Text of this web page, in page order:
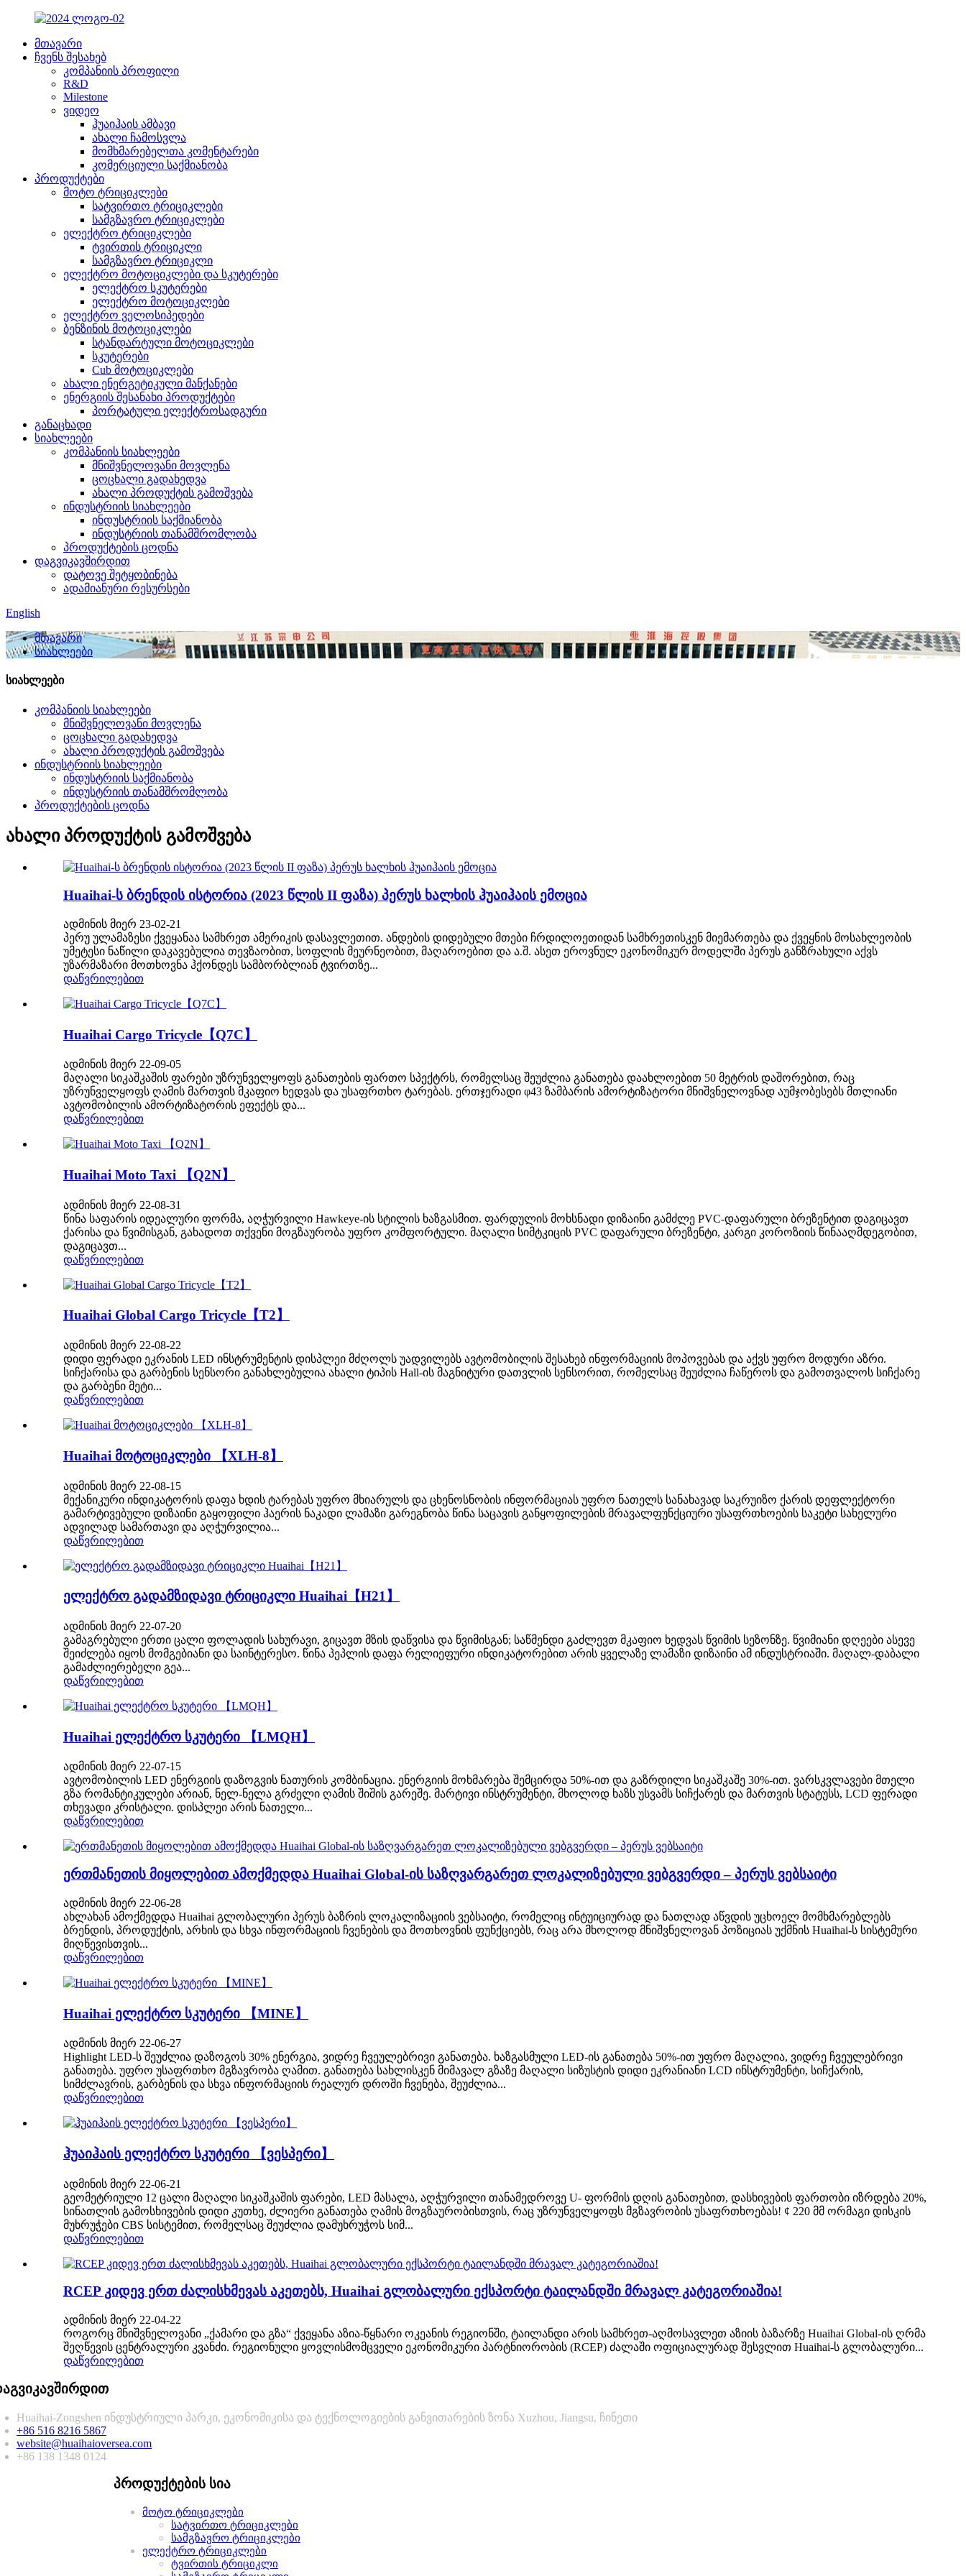
მთავარი
ჩვენს შესახებ
კომპანიის პროფილი
R&D
Milestone
ვიდეო
ჰუაიჰაის ამბავი
ახალი ჩამოსვლა
მომხმარებელთა კომენტარები
კომერციული საქმიანობა
პროდუქტები
მოტო ტრიციკლები
სატვირთო ტრიციკლები
სამგზავრო ტრიციკლები
ელექტრო ტრიციკლები
ტვირთის ტრიციკლი
სამგზავრო ტრიციკლი
ელექტრო მოტოციკლები და სკუტერები
ელექტრო სკუტერები
ელექტრო მოტოციკლები
ელექტრო ველოსიპედები
ბენზინის მოტოციკლები
სტანდარტული მოტოციკლები
სკუტერები
Cub მოტოციკლები
ახალი ენერგეტიკული მანქანები
ენერგიის შესანახი პროდუქტები
პორტატული ელექტროსადგური
განაცხადი
სიახლეები
კომპანიის სიახლეები
მნიშვნელოვანი მოვლენა
ცოცხალი გადახედვა
ახალი პროდუქტის გამოშვება
ინდუსტრიის სიახლეები
ინდუსტრიის საქმიანობა
ინდუსტრიის თანამშრომლობა
პროდუქტების ცოდნა
დაგვიკავშირდით
დატოვე შეტყობინება
ადამიანური რესურსები
English
მთავარი
სიახლეები
სიახლეები
კომპანიის სიახლეები
მნიშვნელოვანი მოვლენა
ცოცხალი გადახედვა
ახალი პროდუქტის გამოშვება
ინდუსტრიის სიახლეები
ინდუსტრიის საქმიანობა
ინდუსტრიის თანამშრომლობა
პროდუქტების ცოდნა
ახალი პროდუქტის გამოშვება
Huaihai-ს ბრენდის ისტორია (2023 წლის II ფაზა) პერუს ხალხის ჰუაიჰაის ემოცია
ადმინის მიერ 23-02-21
პერუ ულამაზესი ქვეყანაა სამხრეთ ამერიკის დასავლეთით. ანდების დიდებული მთები ჩრდილოეთიდან სამხრეთისკენ მიემართება და ქვეყნის მოსახლეობის
უმეტესი ნაწილი დაკავებულია თევზაობით, სოფლის მეურნეობით, მაღაროებით და ა.შ. ასეთ ეროვნულ ეკონომიკურ მოდელში პერუს განზრახული აქვს
უზარმაზარი მოთხოვნა ჰქონდეს სამბორბლიან ტვირთზე...
დაწვრილებით
Huaihai Cargo Tricycle【Q7C】
ადმინის მიერ 22-09-05
მაღალი სიკაშკაშის ფარები უზრუნველყოფს განათების ფართო სპექტრს, რომელსაც შეუძლია განათება დაახლოებით 50 მეტრის დაშორებით, რაც
უზრუნველყოფს ღამის მართვის მკაფიო ხედვას და უსაფრთხო ტარებას. ერთჯერადი φ43 ზამბარის ამორტიზატორი მნიშვნელოვნად აუმჯობესებს მთლიანი
ავტომობილის ამორტიზატორის ეფექტს და...
დაწვრილებით
Huaihai Moto Taxi 【Q2N】
ადმინის მიერ 22-08-31
წინა საფარის იდეალური ფორმა, აღჭურვილი Hawkeye-ის სტილის ხაზგასმით. ფარდულის მოხსნადი დიზაინი გამძლე PVC-დაფარული ბრეზენტით დაგიცავთ
ქარისა და წვიმისგან, გახადოთ თქვენი მოგზაურობა უფრო კომფორტული. მაღალი სიმტკიცის PVC დაფარული ბრეზენტი, კარგი კოროზიის წინააღმდეგობით,
დაგიცავთ...
დაწვრილებით
Huaihai Global Cargo Tricycle【T2】
ადმინის მიერ 22-08-22
დიდი ფერადი ეკრანის LED ინსტრუმენტის დისპლეი მძღოლს უადვილებს ავტომობილის შესახებ ინფორმაციის მოპოვებას და აქვს უფრო მოდური აზრი.
სიჩქარისა და გარბენის სენსორი განახლებულია ახალი ტიპის Hall-ის მაგნიტური დათვლის სენსორით, რომელსაც შეუძლია ჩაწეროს და გამოთვალოს სიჩქარე
და გარბენი მეტი...
დაწვრილებით
Huaihai მოტოციკლები 【XLH-8】
ადმინის მიერ 22-08-15
მექანიკური ინდიკატორის დაფა ხდის ტარებას უფრო მხიარულს და ცხენოსნობის ინფორმაციას უფრო ნათელს სანახავად საკრუიზო ქარის დეფლექტორი
გამარტივებული დიზაინი გაყოფილი ჰაერის ნაკადი ლამაზი გარეგნობა წინა საცავის განყოფილების მრავალფუნქციური უსაფრთხოების საკეტი სახელური
ადვილად სამართავი და აღჭურვილია...
დაწვრილებით
ელექტრო გადამზიდავი ტრიციკლი Huaihai【H21】
ადმინის მიერ 22-07-20
გამაგრებული ერთი ცალი ფოლადის სახურავი, გიცავთ მზის დაწვისა და წვიმისგან; საწმენდი გაძლევთ მკაფიო ხედვას წვიმის სეზონზე. წვიმიანი დღეები ასევე
შეიძლება იყოს მომგებიანი და საინტერესო. წინა პეპლის დაფა რელიეფური ინდიკატორებით არის ყველაზე ლამაზი დიზაინი ამ ინდუსტრიაში. მაღალ-დაბალი
გამაძლიერებელი გეა...
დაწვრილებით
Huaihai ელექტრო სკუტერი 【LMQH】
ადმინის მიერ 22-07-15
ავტომობილის LED ენერგიის დაზოგვის ნათურის კომბინაცია. ენერგიის მოხმარება შემცირდა 50%-ით და გაზრდილი სიკაშკაშე 30%-ით. ვარსკვლავები მთელი
გზა რომანტიკულები არიან, ნელ-ნელა გრძელი ღამის შიშის გარეშე. მარტივი ინსტრუმენტი, მხოლოდ ხაზს უსვამს სიჩქარეს და მართვის სტატუსს, LCD ფერადი
თხევადი კრისტალი. დისპლეი არის ნათელი...
დაწვრილებით
ერთმანეთის მიყოლებით ამოქმედდა Huaihai Global-ის საზღვარგარეთ ლოკალიზებული ვებგვერდი – პერუს ვებსაიტი
ადმინის მიერ 22-06-28
ახლახან ამოქმედდა Huaihai გლობალური პერუს ბაზრის ლოკალიზაციის ვებსაიტი, რომელიც ინტუიციურად და ნათლად აწვდის უცხოელ მომხმარებლებს
ბრენდის, პროდუქტის, არხის და სხვა ინფორმაციის ჩვენების და მოთხოვნის ფუნქციებს, რაც არა მხოლოდ მნიშვნელოვან პოზიციას უქმნის Huaihai-ს სისტემური
მიღწევისთვის...
დაწვრილებით
Huaihai ელექტრო სკუტერი 【MINE】
ადმინის მიერ 22-06-27
Highlight LED-ს შეუძლია დაზოგოს 30% ენერგია, ვიდრე ჩვეულებრივი განათება. ხაზგასმული LED-ის განათება 50%-ით უფრო მაღალია, ვიდრე ჩვეულებრივი
განათება. უფრო უსაფრთხო მგზავრობა ღამით. განათება სახლისკენ მიმავალ გზაზე მაღალი სიზუსტის დიდი ეკრანიანი LCD ინსტრუმენტი, სიჩქარის,
სიმძლავრის, გარბენის და სხვა ინფორმაციის რეალურ დროში ჩვენება, შეუძლია...
დაწვრილებით
ჰუაიჰაის ელექტრო სკუტერი 【ვესპერი】
ადმინის მიერ 22-06-21
გეომეტრიული 12 ცალი მაღალი სიკაშკაშის ფარები, LED მასალა, აღჭურვილი თანამედროვე U- ფორმის დღის განათებით, დასხივების ფართობი იზრდება 20%,
სინათლის გამოსხივების დიდი კუთხე, ძლიერი განათება ღამის მოგზაურობისთვის, რაც უზრუნველყოფს მგზავრობის უსაფრთხოებას! ¢ 220 მმ ორმაგი დისკის
მუხრუჭები CBS სისტემით, რომელსაც შეუძლია დამუხრუჭოს სიმ...
დაწვრილებით
RCEP კიდევ ერთ ძალისხმევას აკეთებს, Huaihai გლობალური ექსპორტი ტაილანდში მრავალ კატეგორიაშია!
ადმინის მიერ 22-04-22
როგორც მნიშვნელოვანი „ქამარი და გზა“ ქვეყანა აზია-წყნარი ოკეანის რეგიონში, ტაილანდი არის სამხრეთ-აღმოსავლეთ აზიის ბაზარზე Huaihai Global-ის ღრმა
შეღწევის ცენტრალური კვანძი. რეგიონული ყოვლისმომცველი ეკონომიკური პარტნიორობის (RCEP) ძალაში ოფიციალურად შესვლით Huaihai-ს გლობალური...
დაწვრილებით
Huaihai-Zongshen ინდუსტრიული პარკი, ეკონომიკისა და ტექნოლოგიების განვითარების ზონა Xuzhou, Jiangsu, ჩინეთი
+86 516 8216 5867
website@huaihaioversea.com
+86 138 1348 0124
პროდუქტების სია
მოტო ტრიციკლები
სატვირთო ტრიციკლები
სამგზავრო ტრიციკლები
ელექტრო ტრიციკლები
ტვირთის ტრიციკლი